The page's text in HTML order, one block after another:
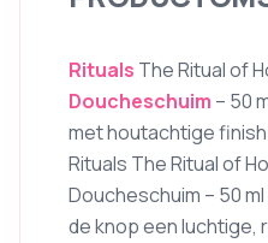
Rituals The Ritual of
Doucheschuim – 50
met houtachtige finish
Rituals The Ritual of
Doucheschuim – 50
de knop een luchtige,